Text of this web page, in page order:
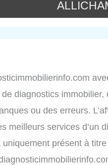
diagnostics
ou des erreurs.
meilleurs services d’un
présent à titre